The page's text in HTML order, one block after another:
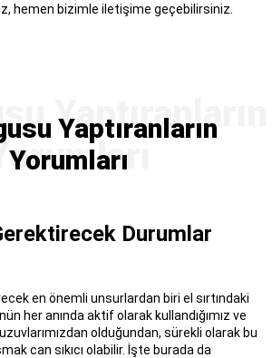
hemen bizimle iletişime geçebilirsiniz.
Yaptıranların
Yorumları
Durumlar
en önemli unsurlardan biri el sırtındaki
her anında aktif olarak kullandığımız ve
olduğundan, sürekli olarak bu
can sıkıcı olabilir. İşte burada da